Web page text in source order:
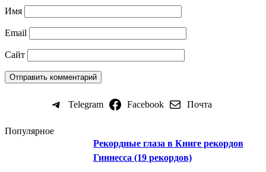
Имя
Email
Сайт
Telegram Facebook Почта
Популярное
Рекордные глаза в Книге рекордов
Гиннесса (19 рекордов)